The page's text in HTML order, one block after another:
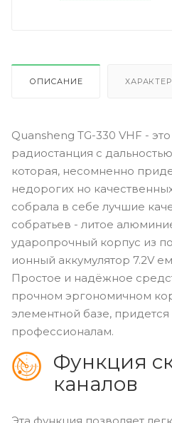
ОПИСАНИЕ
Quansheng TG-330 VHF -
радиостанция с
которая, несомненно
недорогих но
собрала в себе лучшие
собратьев - литое
ударопрочный корпус из
ионный аккумулятор 7.2V
Простое и надёжное
прочном эргономичном
элементной базе,
профессионалам.
Функция
каналов